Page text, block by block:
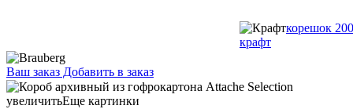
корешок
крафт
Ваш заказ Добавить в заказ
Короб архивный из гофрокартона Attache Selection корешок
150 мм, 255×355×150 мм, белый с красным 8,17 093271
увеличитьЕще картинки